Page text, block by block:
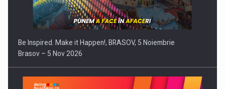
Be Inspired. Make it Happen!, BRASOV, 5 Noiembrie
Brasov – 5 Nov 2026